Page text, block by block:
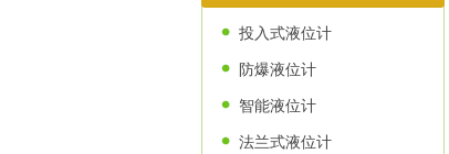
投入式液位计
防爆液位计
智能液位计
法兰式液位计